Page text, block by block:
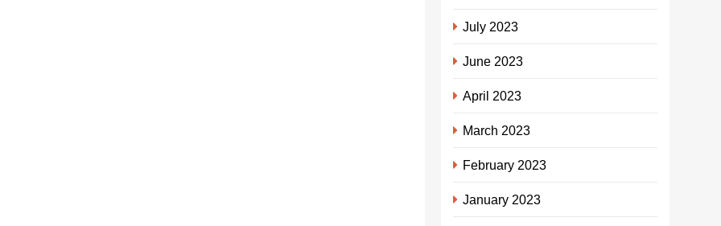
प्राण प्रतिष्ठा की
पूर्व संध्या पर
कर लोगों को
को किया गया
जनवरी…
July 2023
June 2023
April 2023
March 2023
February 2023
January 2023